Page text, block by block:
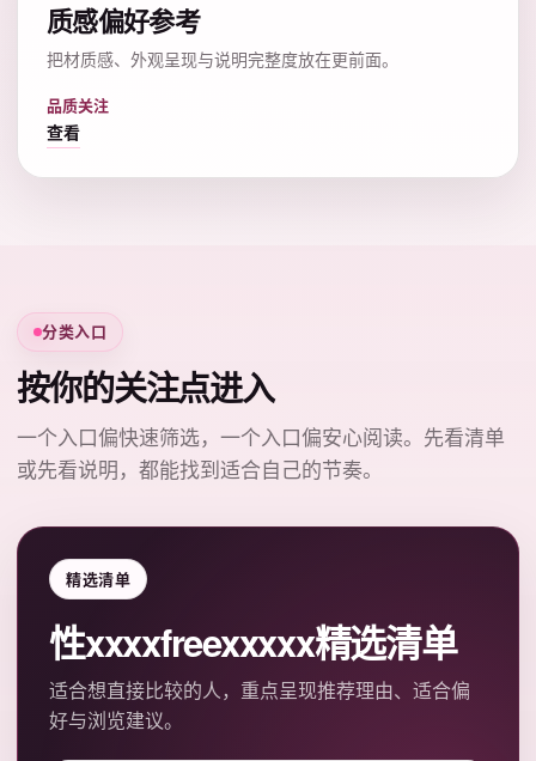
质感偏好参考
把材质感、外观呈现与说明完整度放在更前面。
品质关注
查看
分类入口
按你的关注点进入
一个入口偏快速筛选，一个入口偏安心阅读。先看清单
或先看说明，都能找到适合自己的节奏。
精选清单
性xxxxfreexxxxx精选清单
适合想直接比较的人，重点呈现推荐理由、适合偏
好与浏览建议。